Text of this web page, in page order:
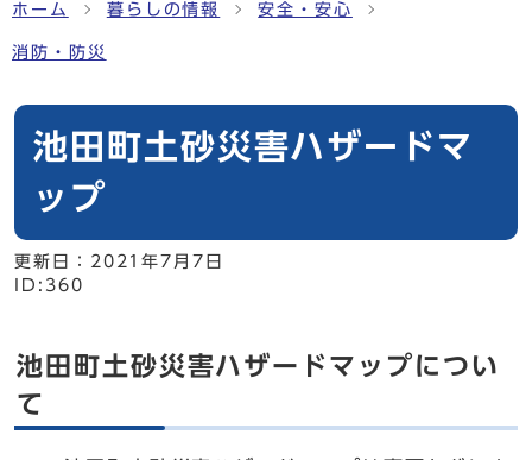
ホーム 暮らしの情報 安全・安心
消防・防災
池田町土砂災害ハザードマ
ップ
更新日： 2021年7月7日
ID:360
池田町土砂災害ハザードマップについ
て